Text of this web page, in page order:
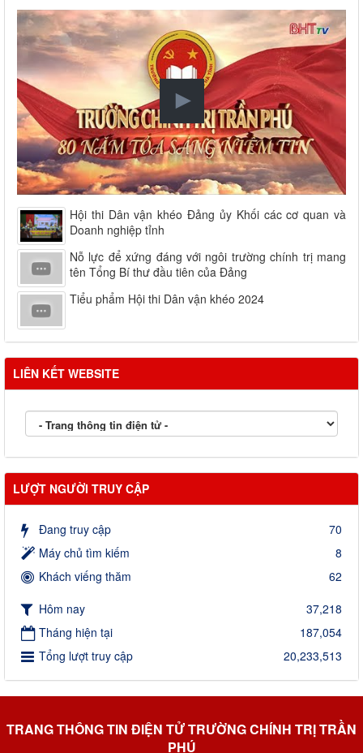
Hội thi Dân vận khéo Đảng ủy Khối các cơ quan và
Doanh nghiệp tỉnh
Nỗ lực để xứng đáng với ngôi trường chính trị mang
tên Tổng Bí thư đầu tiên của Đảng
Tiểu phẩm Hội thi Dân vận khéo 2024
LIÊN KẾT WEBSITE
LƯỢT NGƯỜI TRUY CẬP
Đang truy cập
70
Máy chủ tìm kiếm
8
Khách viếng thăm
62
Hôm nay
37,218
Tháng hiện tại
187,054
Tổng lượt truy cập
20,233,513
TRANG THÔNG TIN ĐIỆN TỬ TRƯỜNG CHÍNH TRỊ TRẦN
PHÚ